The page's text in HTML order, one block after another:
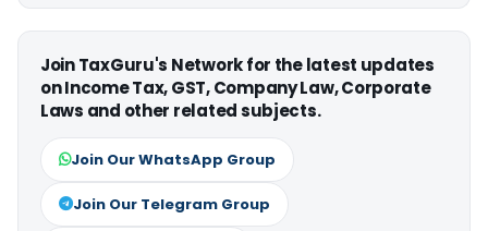
Join TaxGuru's Network for the latest updates
on Income Tax, GST, Company Law, Corporate
Laws and other related subjects.
Join Our WhatsApp Group
Join Our Telegram Group